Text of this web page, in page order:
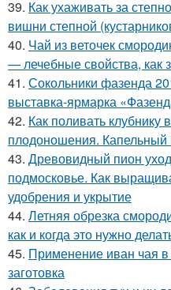
39. Как ухаживать за
вишни степной
40. Чай из веточек
— лечебные свойства, как
41. Сокольники фазенда
выставка-ярмарка
42. Как поливать клубнику
плодоношения. Капельный
43. Древовидный пион
подмосковье. Как
удобрения и укрытие
44. Летняя обрезка
как и когда это нужно
45. Применение иван чая
заготовка